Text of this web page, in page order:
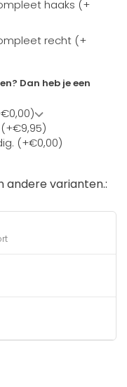
haaks (+
recht (+
Dan heb je een
(+€0,00)
andere varianten.: